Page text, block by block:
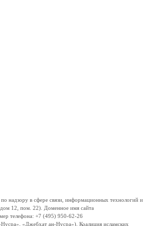
надзору в сфере связи, информационных технологий и
12, пом. 22). Доменное имя сайта
телефона: +7 (495) 950-62-26
«Джебхат ан-Нусра»), Коалиция исламских